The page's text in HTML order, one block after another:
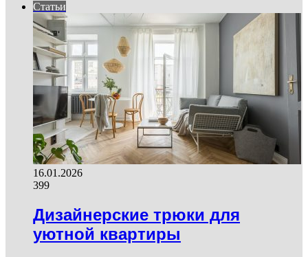
Статьи
16.01.2026
399
Дизайнерские трюки для
уютной квартиры